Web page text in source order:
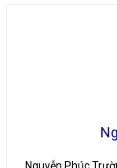
Nguyễn Phúc